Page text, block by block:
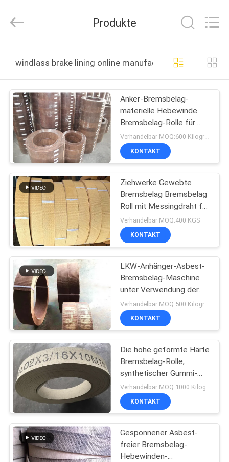
PRODUKTE
ÜBER
UNS
FABRIK-
AUSFLUG
QUALITÄTSKONTROLLE
TRETEN
SIE
MIT
UNS
IN
VERBINDUNG
FORDERN
SIE EIN
ZITAT
SITEMAP
Reserved.
Produkte
windlass brake lining online manufacture
Anker-Bremsbelag-
materielle Hebewinde
Bremsbelag-Rolle für
Zugkraft-Maschinen-
Handkurbel
Verhandelbar MOQ:600 Kilogramm
KONTAKT
Ziehwerke Gewebte
Bremsbelag Bremsbelag
Roll mit Messingdraht für
Windglas
Verhandelbar MOQ:400 KGS
KONTAKT
LKW-Anhänger-Asbest-
Bremsbelag-Maschine
unter Verwendung der
Selbsthandkurbel-
Hebewinde
KONTAKT
Die hohe geformte Härte
Bremsbelag-Rolle,
synthetischer Gummi-
Hebewinden-BremsbelagVerhandelbar MOQ:1000 Kilogramm
KONTAKT
Gesponnener Asbest-
freier Bremsbelag-
Hebewinden-